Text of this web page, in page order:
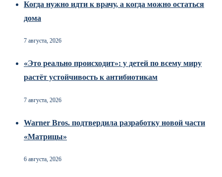
Когда нужно идти к врачу, а когда можно остаться
дома
7 августа, 2026
«Это реально происходит»: у детей по всему миру
растёт устойчивость к антибиотикам
7 августа, 2026
Warner Bros. подтвердила разработку новой части
«Матрицы»
6 августа, 2026